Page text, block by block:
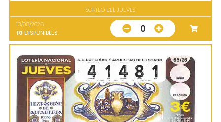
SORTEO DEL JUEVES
13/08/2026
10 DISPONIBLES 0